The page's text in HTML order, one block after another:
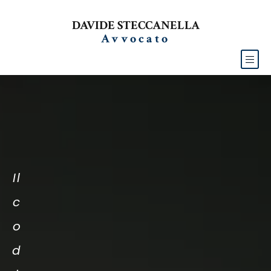
DAVIDE STECCANELLA
Avvocato
Il
c
o
d